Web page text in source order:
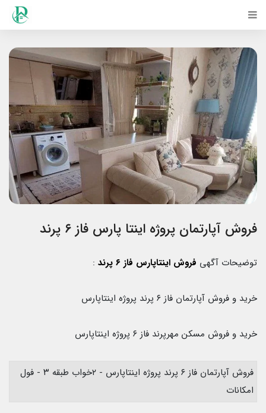
فروش آپارتمان پروژه اینتا پارس فاز ۶ پرند
توضیحات آگهی فروش اینتاپارس فاز ۶ پرند :
خرید و فروش آپارتمان فاز ۶ پرند پروژه اینتاپارس
خرید و فروش مسکن مهرپرند فاز ۶ پروژه اینتاپارس
فروش آپارتمان فاز ۶ پرند پروژه اینتاپارس - ۲خواب طبقه ۳ - فول
امکانات